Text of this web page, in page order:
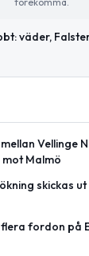
Vellinge
Malmö
skickas
fordon på